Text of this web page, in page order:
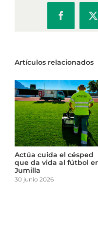
FacebookX
Artículos relacionados
El punto limpio de La
Almunia inicia una
nueva etapa en la
gestión responsable de